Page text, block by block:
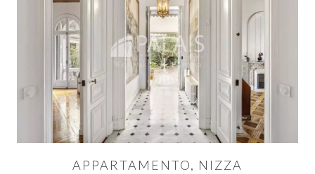
APPARTAMENTO, NIZZA